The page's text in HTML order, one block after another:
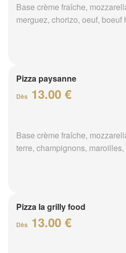
Base crème fraîche,
merguez, chorizo, oeuf, boeuf
Pizza paysanne
Dès 13.00 €
Base crème fraîche,
terre, champignons,
Pizza la grilly food
Dès 13.00 €